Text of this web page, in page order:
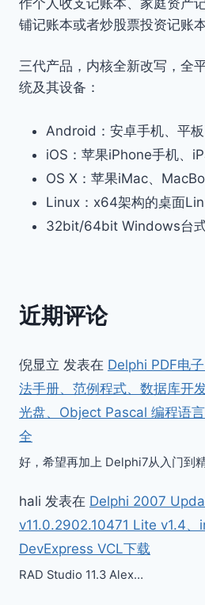
铺记账本或者炒股票投资记账
三代产品，内核全新改写，全
统及其设备：
Android：安卓手机、平板
iOS：苹果iPhone手机、
OS X：苹果iMac、
Linux：x64架构的桌面
32bit/64bit Windows台
近期评论
倪显立 发表在 Delphi PDF电
法手册、范例程式、数据库开
光盘、Object Pascal 编程语
全
好，希望再加上 Delphi7从入门到
hali 发表在 Delphi 2007
v11.0.2902.10471 Lite v1.4、
DevExpress VCL下载
RAD Studio 11.3 Alex…